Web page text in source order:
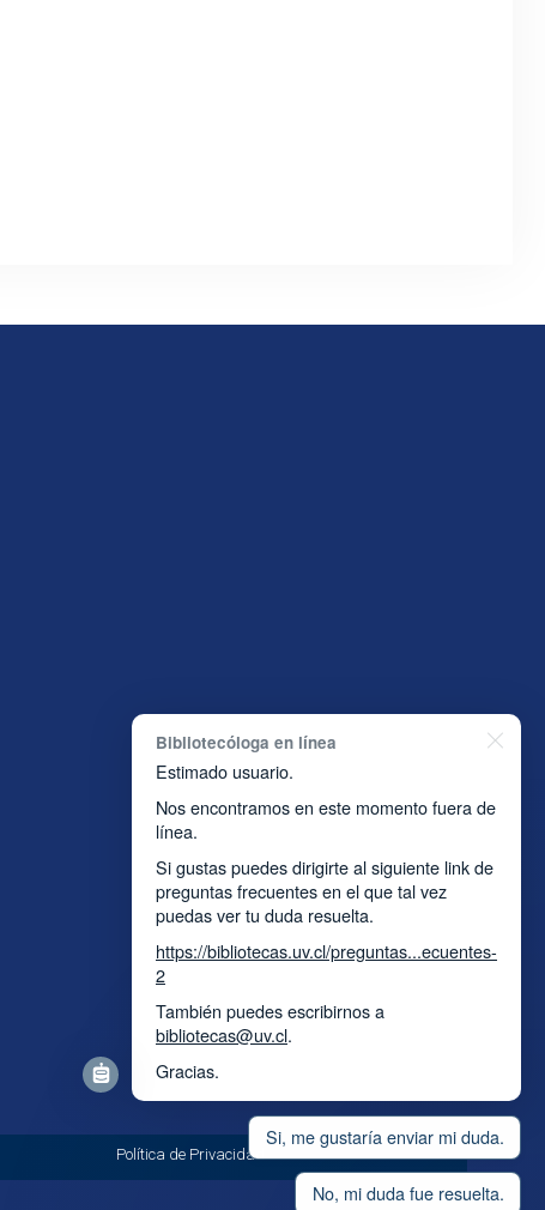
Chile. Política de Privacidad
Bibliotecóloga en línea
Estimado usuario.
Nos encontramos en este momento fuera de
línea.
Si gustas puedes dirigirte al siguiente link de
preguntas frecuentes en el que tal vez
puedas ver tu duda resuelta.
https://bibliotecas.uv.cl/preguntas...ecuentes-
2
También puedes escribirnos a
bibliotecas@uv.cl.
Gracias.
Si, me gustaría enviar mi duda.
No, mi duda fue resuelta.